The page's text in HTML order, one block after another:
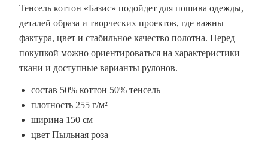
Тенсель коттон «Базис» подойдет для пошива одежды,
деталей образа и творческих проектов, где важны
фактура, цвет и стабильное качество полотна. Перед
покупкой можно ориентироваться на характеристики
ткани и доступные варианты рулонов.
состав 50% коттон 50% тенсель
плотность 255 г/м²
ширина 150 см
цвет Пыльная роза